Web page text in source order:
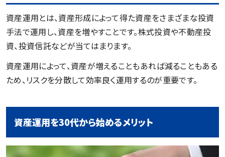
資産運用とは、資産形成によって得た資産をさまざまな投資
手法で運用し、資産を増やすことです。株式投資や不動産投
資、投資信託などが当てはまります。
資産運用によって、資産が増えることもあれば減ることもある
ため、リスクを分散して効率良く運用するのが重要です。
資産運用を30代から始めるメリット